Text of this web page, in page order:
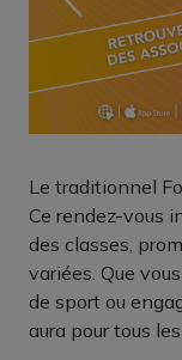
Le traditionnel
Ce rendez-vous
des classes,
variées. Que
de sport ou
aura pour tous